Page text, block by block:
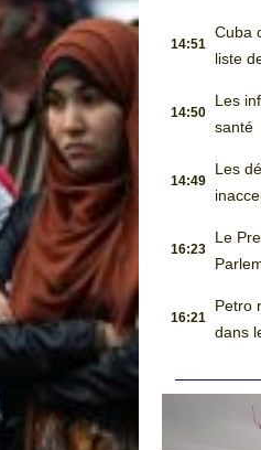
14:51
Cuba
liste
14:50
Les
santé
14:49
Les
16:23
Le
16:21
Petro
dans